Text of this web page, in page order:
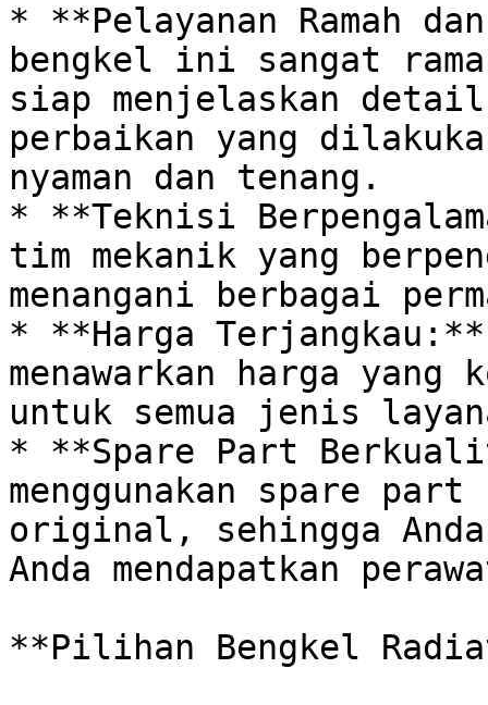
* **Pelayanan Ramah
bengkel ini sangat
siap menjelaskan
perbaikan yang
nyaman dan tenang.
* **Teknisi
tim mekanik yang
menangani berbagai
* **Harga
menawarkan harga
untuk semua jenis
* **Spare Part
menggunakan spare
original, sehingga
Anda mendapatkan
**Pilihan Bengkel